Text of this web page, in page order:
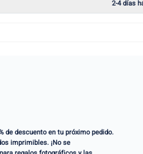
2-4 días
de descuento en tu próximo pedido.
imprimibles. ¡No se